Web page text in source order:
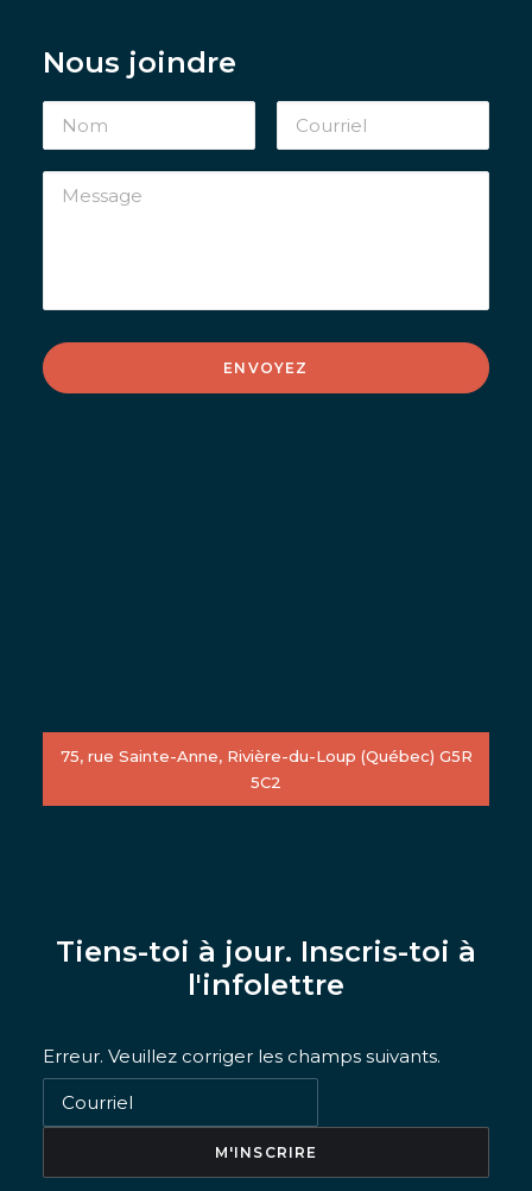
Nous joindre
75, rue Sainte-Anne, Rivière-du-Loup (Québec) G5R
5C2
Tiens-toi à jour. Inscris-toi à
l'infolettre
Erreur. Veuillez corriger les champs suivants.